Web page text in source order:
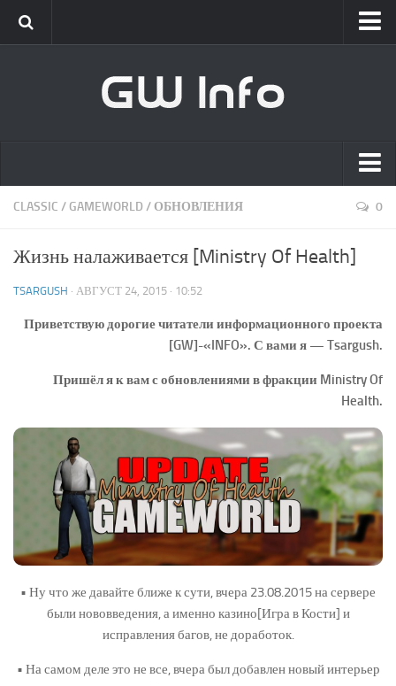
Новости
Интервью
Клиент
Конкурсы
Активность
Главная
Вакансии
CLASSIC / GAMEWORLD /ОБНОВЛЕНИЯ 0
Жизнь налаживается [Ministry Of Health]
TSARGUSH · АВГУСТ 24, 2015 · 10:52
Приветствую дорогие читатели информационного проекта
[GW]-«INFO». С вами я — Tsargush.
Пришёл я к вам с обновлениями в фракции Ministry Of
Health.
• Ну что же давайте ближе к сути, вчера 23.08.2015 на сервере
были нововведения, а именно казино[Игра в Кости] и
исправления багов, не доработок.
• На самом деле это не все, вчера был добавлен новый интерьер